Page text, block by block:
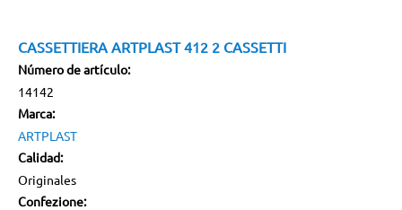
CASSETTIERA ARTPLAST 412 2 CASSETTI
Número de artículo:
14142
Marca:
ARTPLAST
Calidad:
Originales
Confezione: